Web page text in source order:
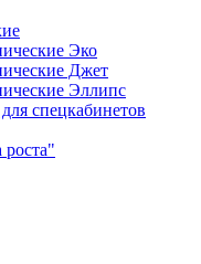
Эко
Джет
Эллипс
спецкабинетов
роста"